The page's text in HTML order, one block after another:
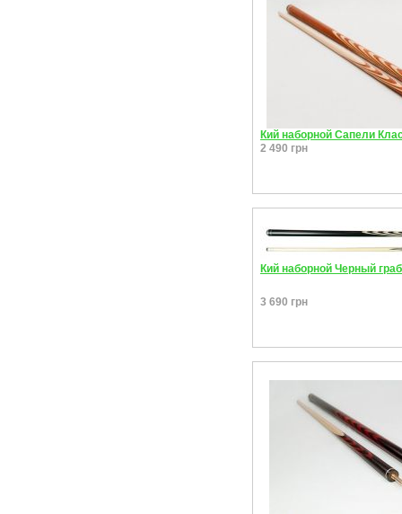
Кий наборной Сапели
2 490 грн
Кий наборной Черный
3 690 грн